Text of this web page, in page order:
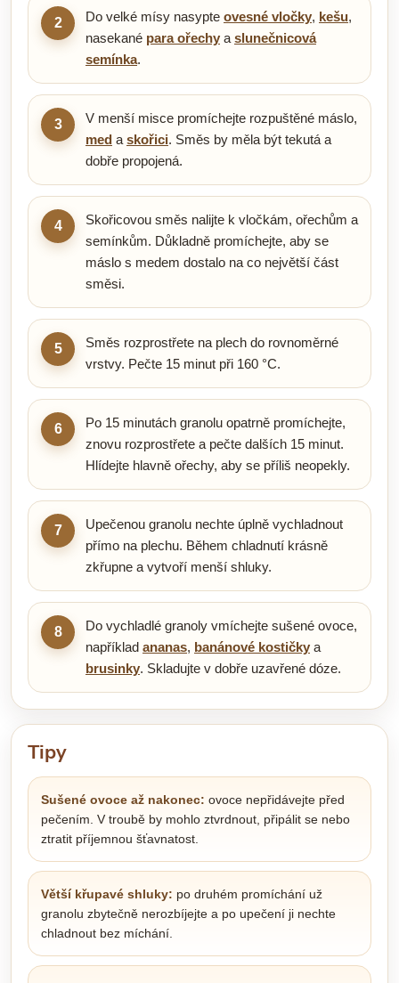
2 Do velké mísy nasypte ovesné vločky, kešu,
nasekané para ořechy a slunečnicová
semínka.
3
V menší misce promíchejte rozpuštěné máslo,
med a skořici. Směs by měla být tekutá a
dobře propojená.
4
Skořicovou směs nalijte k vločkám, ořechům a
semínkům. Důkladně promíchejte, aby se
máslo s medem dostalo na co největší část
směsi.
5
Směs rozprostřete na plech do rovnoměrné
vrstvy. Pečte 15 minut při 160 °C.
6
Po 15 minutách granolu opatrně promíchejte,
znovu rozprostřete a pečte dalších 15 minut.
Hlídejte hlavně ořechy, aby se příliš neopekly.
7
Upečenou granolu nechte úplně vychladnout
přímo na plechu. Během chladnutí krásně
zkřupne a vytvoří menší shluky.
8
Do vychladlé granoly vmíchejte sušené ovoce,
například ananas, banánové kostičky a
brusinky. Skladujte v dobře uzavřené dóze.
Tipy
Sušené ovoce až nakonec: ovoce nepřidávejte před
pečením. V troubě by mohlo ztvrdnout, připálit se nebo
ztratit příjemnou šťavnatost.
Větší křupavé shluky: po druhém promíchání už
granolu zbytečně nerozbíjejte a po upečení ji nechte
chladnout bez míchání.